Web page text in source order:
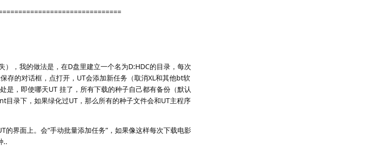
，我的做法是，在D盘里建立一个名为D:HDC的目录，每次
存的对话框，点打开，UT会添加新任务（取消XL和其他bt软
是，即使哪天UT 挂了，所有下载的种子自己都有备份（默认
录下，如果绿化过UT，那么所有的种子文件会和UT主程序
界面上。会“手动批量添加任务”，如果像这样每次下载电影
..